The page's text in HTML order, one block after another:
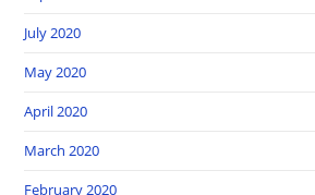
July 2020
May 2020
April 2020
March 2020
February 2020